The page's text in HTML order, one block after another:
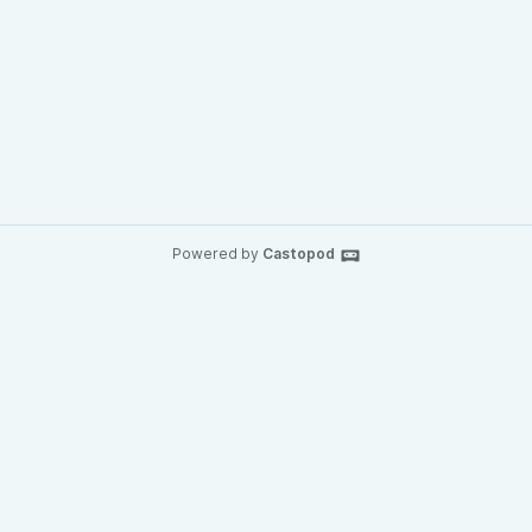
Powered by Castopod